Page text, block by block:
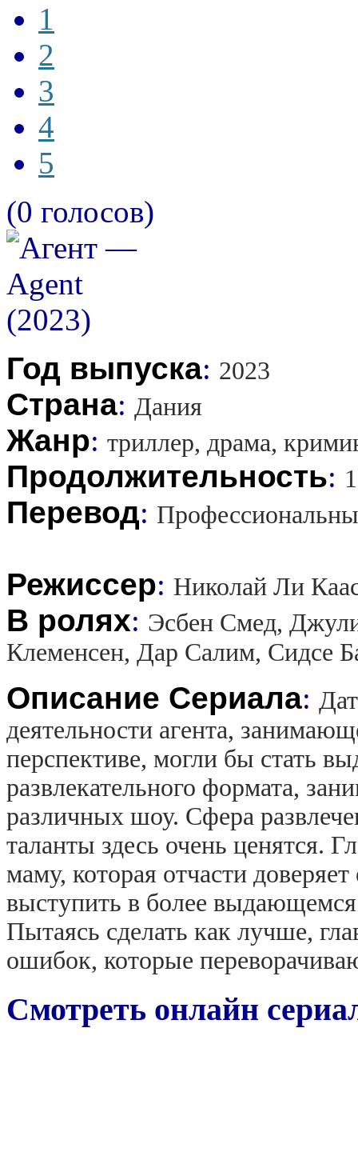
1
2
3
4
5
(0 голосов)
Год выпуска: 2023
Страна: Дания
Жанр: триллер, драма,
Продолжительность:
Перевод:
Режиссер: Николай Ли
В ролях: Эсбен Смед,
Клеменсен, Дар Салим, Сидсе
Описание Сериала:
деятельности агента,
перспективе, могли бы стать
развлекательного формата,
различных шоу. Сфера
таланты здесь очень ценятся.
маму, которая отчасти
выступить в более выдающемся
Пытаясь сделать как лучше,
ошибок, которые
Смотреть онлайн